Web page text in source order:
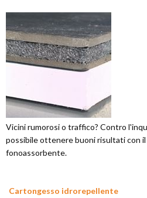
Vicini rumorosi o traffico? Contro
possibile ottenere buoni risultati con
fonoassorbente.
Cartongesso idrorepellente